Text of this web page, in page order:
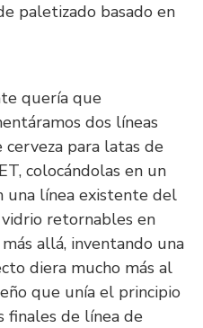
paletizado basado en
quería que
dos líneas
para latas de
colocándolas en un
una línea existente del
retornables en
allá, inventando una
diera mucho más al
que unía el principio
finales de línea de